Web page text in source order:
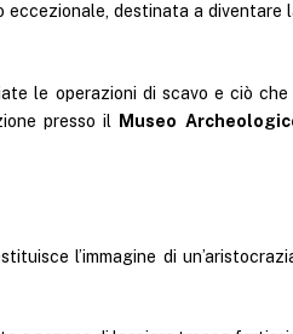
eccezionale, destinata a diventare
le operazioni di scavo e ciò
presso il
Museo
l’immagine di